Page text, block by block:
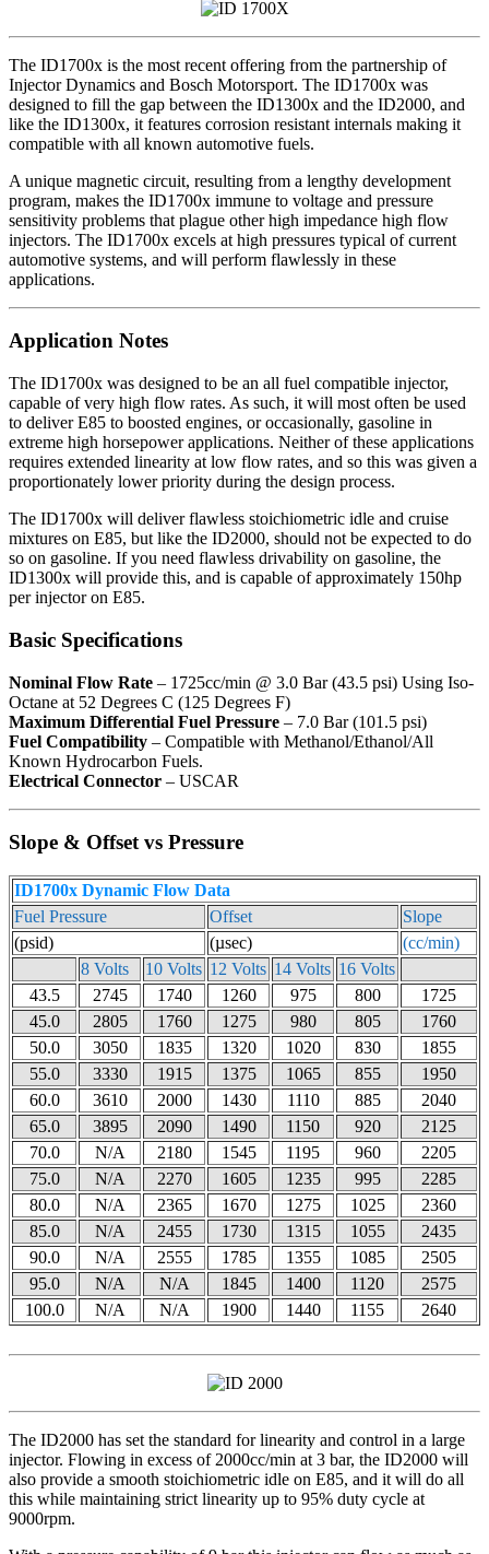
The ID1700x is the most recent offering from the partnership of
Injector Dynamics and Bosch Motorsport. The ID1700x was
designed to fill the gap between the ID1300x and the ID2000, and
like the ID1300x, it features corrosion resistant internals making it
compatible with all known automotive fuels.
A unique magnetic circuit, resulting from a lengthy development
program, makes the ID1700x immune to voltage and pressure
sensitivity problems that plague other high impedance high flow
injectors. The ID1700x excels at high pressures typical of current
automotive systems, and will perform flawlessly in these
applications.
Application Notes
The ID1700x was designed to be an all fuel compatible injector,
capable of very high flow rates. As such, it will most often be used
to deliver E85 to boosted engines, or occasionally, gasoline in
extreme high horsepower applications. Neither of these applications
requires extended linearity at low flow rates, and so this was given a
proportionately lower priority during the design process.
The ID1700x will deliver flawless stoichiometric idle and cruise
mixtures on E85, but like the ID2000, should not be expected to do
so on gasoline. If you need flawless drivability on gasoline, the
ID1300x will provide this, and is capable of approximately 150hp
per injector on E85.
Basic Specifications
Nominal Flow Rate – 1725cc/min @ 3.0 Bar (43.5 psi) Using Iso-
Octane at 52 Degrees C (125 Degrees F)
Maximum Differential Fuel Pressure – 7.0 Bar (101.5 psi)
Fuel Compatibility – Compatible with Methanol/Ethanol/All
Known Hydrocarbon Fuels.
Electrical Connector – USCAR
Slope & Offset vs Pressure
ID1700x Dynamic Flow Data
Fuel Pressure
Offset
Slope
(psid)
(µsec)
(cc/min)
8 Volts
10 Volts 12 Volts 14 Volts 16 Volts
43.5
2745 1740 1260 975 800
1725
45.0
2805 1760 1275 980 805
1760
50.0
3050 1835 1320 1020 830
1855
55.0
3330 1915 1375 1065 855
1950
60.0
3610 2000 1430 1110 885
2040
65.0
3895 2090 1490 1150 920
2125
70.0
N/A 2180 1545 1195 960
2205
75.0
N/A 2270 1605 1235 995
2285
80.0
N/A 2365 1670 1275 1025
2360
85.0
N/A 2455 1730 1315 1055
2435
90.0
N/A 2555 1785 1355 1085
2505
95.0
N/A N/A 1845 1400 1120
2575
100.0
N/A N/A 1900 1440 1155 2640
The ID2000 has set the standard for linearity and control in a large
injector. Flowing in excess of 2000cc/min at 3 bar, the ID2000 will
also provide a smooth stoichiometric idle on E85, and it will do all
this while maintaining strict linearity up to 95% duty cycle at
9000rpm.